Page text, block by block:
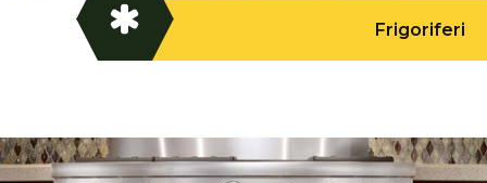
Frigoriferi